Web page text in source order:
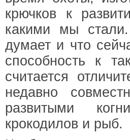
крючков к
какими мы
думает и что
способность к
считается
недавно
развитыми
крокодилов и рыб.